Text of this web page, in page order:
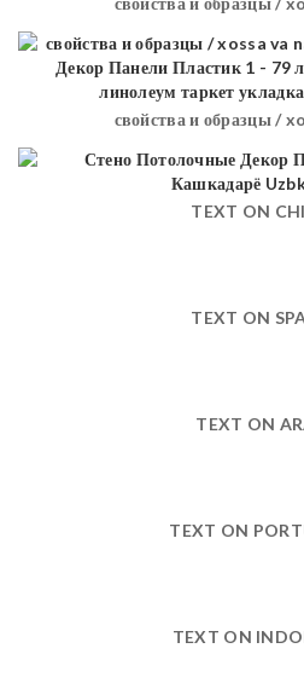
свойства и образцы /
TEXT ON
TEXT ON
TEXT ON
TEXT ON
TEXT ON